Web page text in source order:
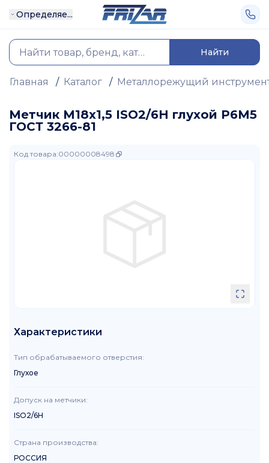
Определяе...
Найти
Главная / Каталог / Металлорежущий
Метчик М18х1,5 ISO2/6H глухой Р6М5
ГОСТ 3266-81
Код товара:00000008498
Характеристики
Тип обрабатываемого отверстия:
Глухое
Допуск на метчики:
ISO2/6H
Страна производства:
РОССИЯ